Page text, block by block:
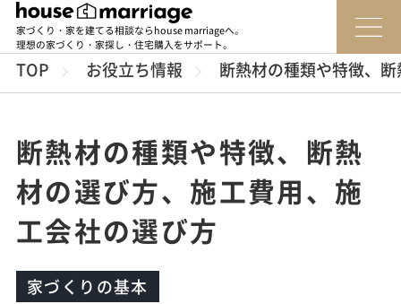
家づくり・家を建てる相談ならhouse marriageへ。
理想の家づくり・家探し・住宅購入をサポート。
TOP お役立ち情報 断熱材の種類や特徴、
断熱材の種類や特徴、断熱
材の選び方、施工費用、施
工会社の選び方
家づくりの基本